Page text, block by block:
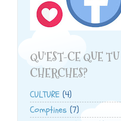
QU'EST-CE QUE TU
CHERCHES?
CULTURE (4)
Comptines (7)